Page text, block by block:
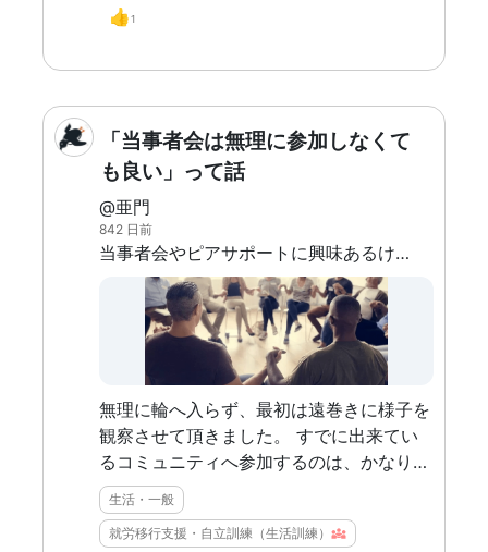
異常、もとい頑固な人が、少しでもものご
いします。
👍1
「当事者会は無理に参加しなくて
も良い」って話
@亜門
842 日前
当事者会やピアサポートに興味あるけど、すでに出来ているコミュニティへ入って行くのってストレス半端ない。
無理に輪へ入らず、最初は遠巻きに様子を
観察させて頂きました。 すでに出来てい
るコミュニティへ参加するのは、かなりの
ストレスがあります。 ファシリテーター
や専門家の指導が無い場所は、前から参加
している古株が幅を利かせていることもあ
生活・一般
就労移行支援・自立訓練（生活訓練）